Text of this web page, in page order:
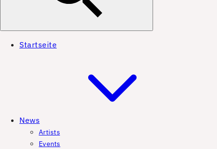
Startseite
News
Artists
Events